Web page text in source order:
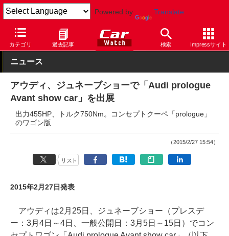
Powered by Translate
カテゴリ 過去記事 検索 Impressサイト
Car Watch 自動車 アウディ その他
ニュース
アウディ、ジュネーブショーで「Audi prologue
Avant show car」を出展
出力455HP、トルク750Nm。コンセプトクーペ「prologue」
のワゴン版
（2015/2/27 15:54）
リスト
2015年2月27日発表
アウディは2月25日、ジュネーブショー（プレスデ
ー：3月4日～4日、一般公開日：3月5日～15日）でコン